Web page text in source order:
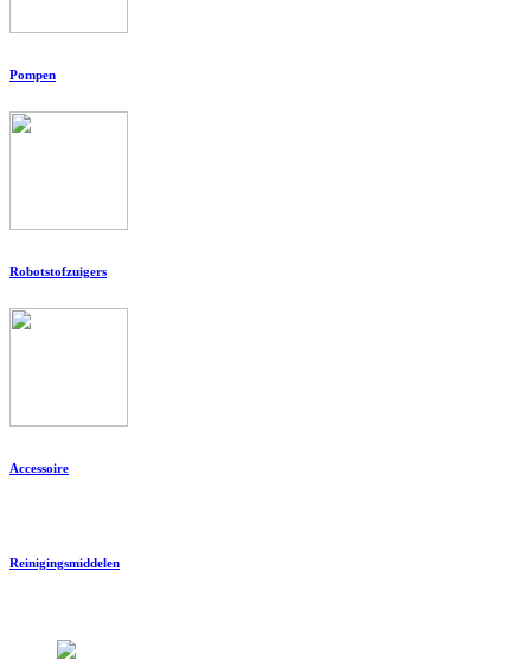
Pompen
Robotstofzuigers
Accessoire
Reinigingsmiddelen